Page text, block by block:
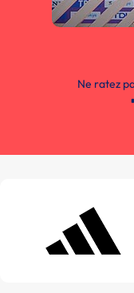
Ne ratez